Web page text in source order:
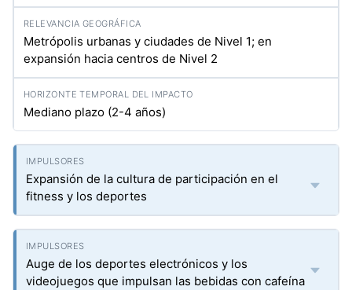
Metrópolis urbanas y ciudades de Nivel 1; en
expansión hacia centros de Nivel 2
Mediano plazo (2-4 años)
Expansión de la cultura de participación en el
fitness y los deportes
Auge de los deportes electrónicos y los
videojuegos que impulsan las bebidas con cafeína